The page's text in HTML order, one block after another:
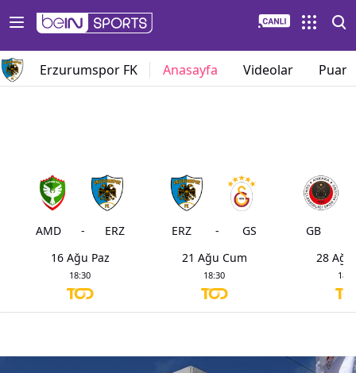
Erzurumspor FK Anasayfa Videolar Puan
AMD -
ERZ
16 Ağu Paz
18:30
ERZ -
GS
21 Ağu Cum
18:30
GB
28